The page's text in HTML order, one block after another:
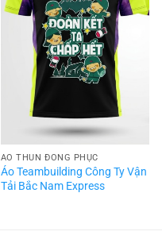
ÁO THUN ĐỒNG PHỤC
Áo Teambuilding Công Ty Vận
Tải Bắc Nam Express